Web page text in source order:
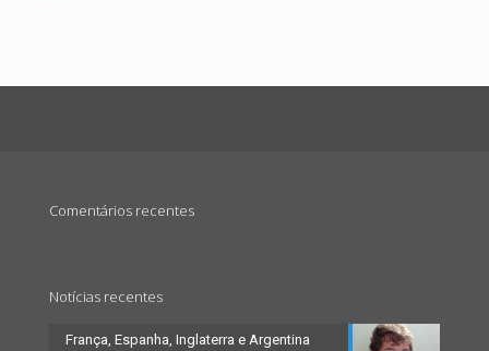
Comentários recentes
Notícias recentes
França, Espanha, Inglaterra e Argentina